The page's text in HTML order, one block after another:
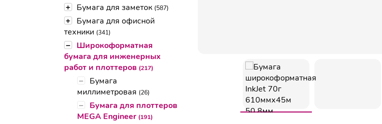
+ Бумага для заметок (587)
+
Бумага для офисной
техники (341)
–
Широкоформатная
бумага для инженерных
работ и плоттеров (217)
–
Бумага
миллиметровая (26)
–
Бумага для плоттеров
MEGA Engineer (191)